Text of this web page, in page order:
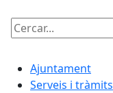
Cercar:
Ajuntament
Serveis i tràmits